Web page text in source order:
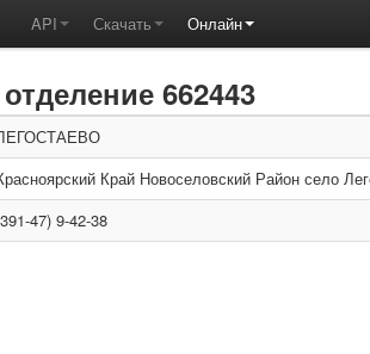
API Скачать Онлайн
662443
Край Новоселовский Район село
47) 9-42-38